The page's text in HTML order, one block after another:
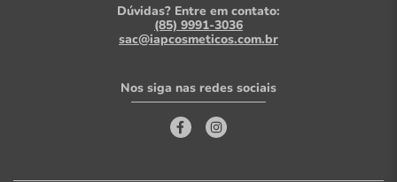
Dúvidas? Entre em contato:
(85) 9991-3036
sac@iapcosmeticos.com.br
Nos siga nas redes sociais